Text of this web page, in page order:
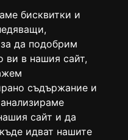
бисквитки и
да подобрим
ви в нашия сайт,
съдържание и
сайт и да
идват нашите
се
613 830